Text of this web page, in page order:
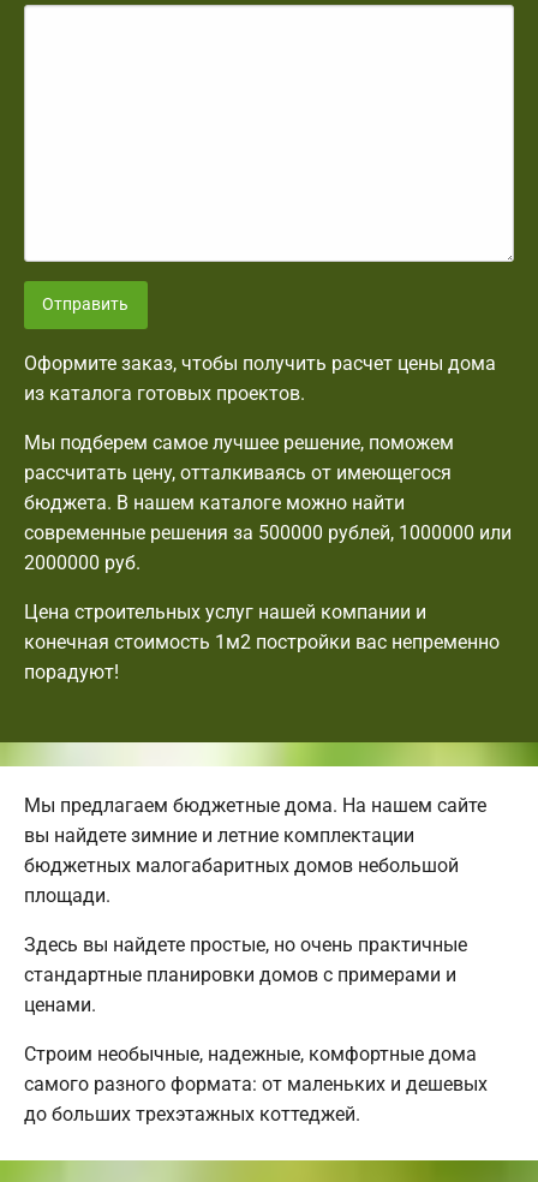
Отправить
Оформите заказ, чтобы получить расчет цены дома
из каталога готовых проектов.
Мы подберем самое лучшее решение, поможем
рассчитать цену, отталкиваясь от имеющегося
бюджета. В нашем каталоге можно найти
современные решения за 500000 рублей, 1000000 или
2000000 руб.
Цена строительных услуг нашей компании и
конечная стоимость 1м2 постройки вас непременно
порадуют!
Мы предлагаем бюджетные дома. На нашем сайте
вы найдете зимние и летние комплектации
бюджетных малогабаритных домов небольшой
площади.
Здесь вы найдете простые, но очень практичные
стандартные планировки домов с примерами и
ценами.
Строим необычные, надежные, комфортные дома
самого разного формата: от маленьких и дешевых
до больших трехэтажных коттеджей.